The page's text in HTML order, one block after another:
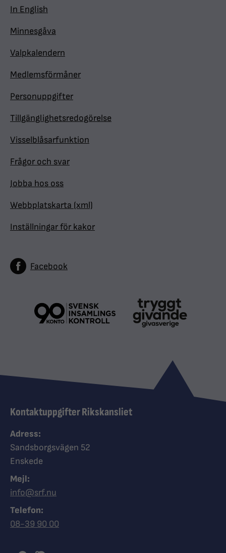
In English
Minnesgåva
Valpkalendern
Medlemsförmåner
Personuppgifter
Tillgänglighetsredogörelse
Visselblåsarfunktion
Frågor och svar
Jobba hos oss
Webbplatskarta (xml)
Inställningar för kakor
Facebook
Kontaktuppgifter Rikskansliet
Adress:
Sandsborgsvägen 52
Enskede
Mejl:
info@srf.nu
Telefon:
Ring Synskadades riksförbund
08-39 90 00